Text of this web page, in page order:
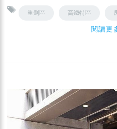
重劃區 高鐵特區
閱讀更